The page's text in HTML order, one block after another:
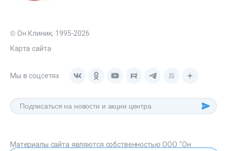
© Он Клиник, 1995-2026
Карта сайта
Мы в соцсетях
Материалы сайта являются собственностью ООО "Он